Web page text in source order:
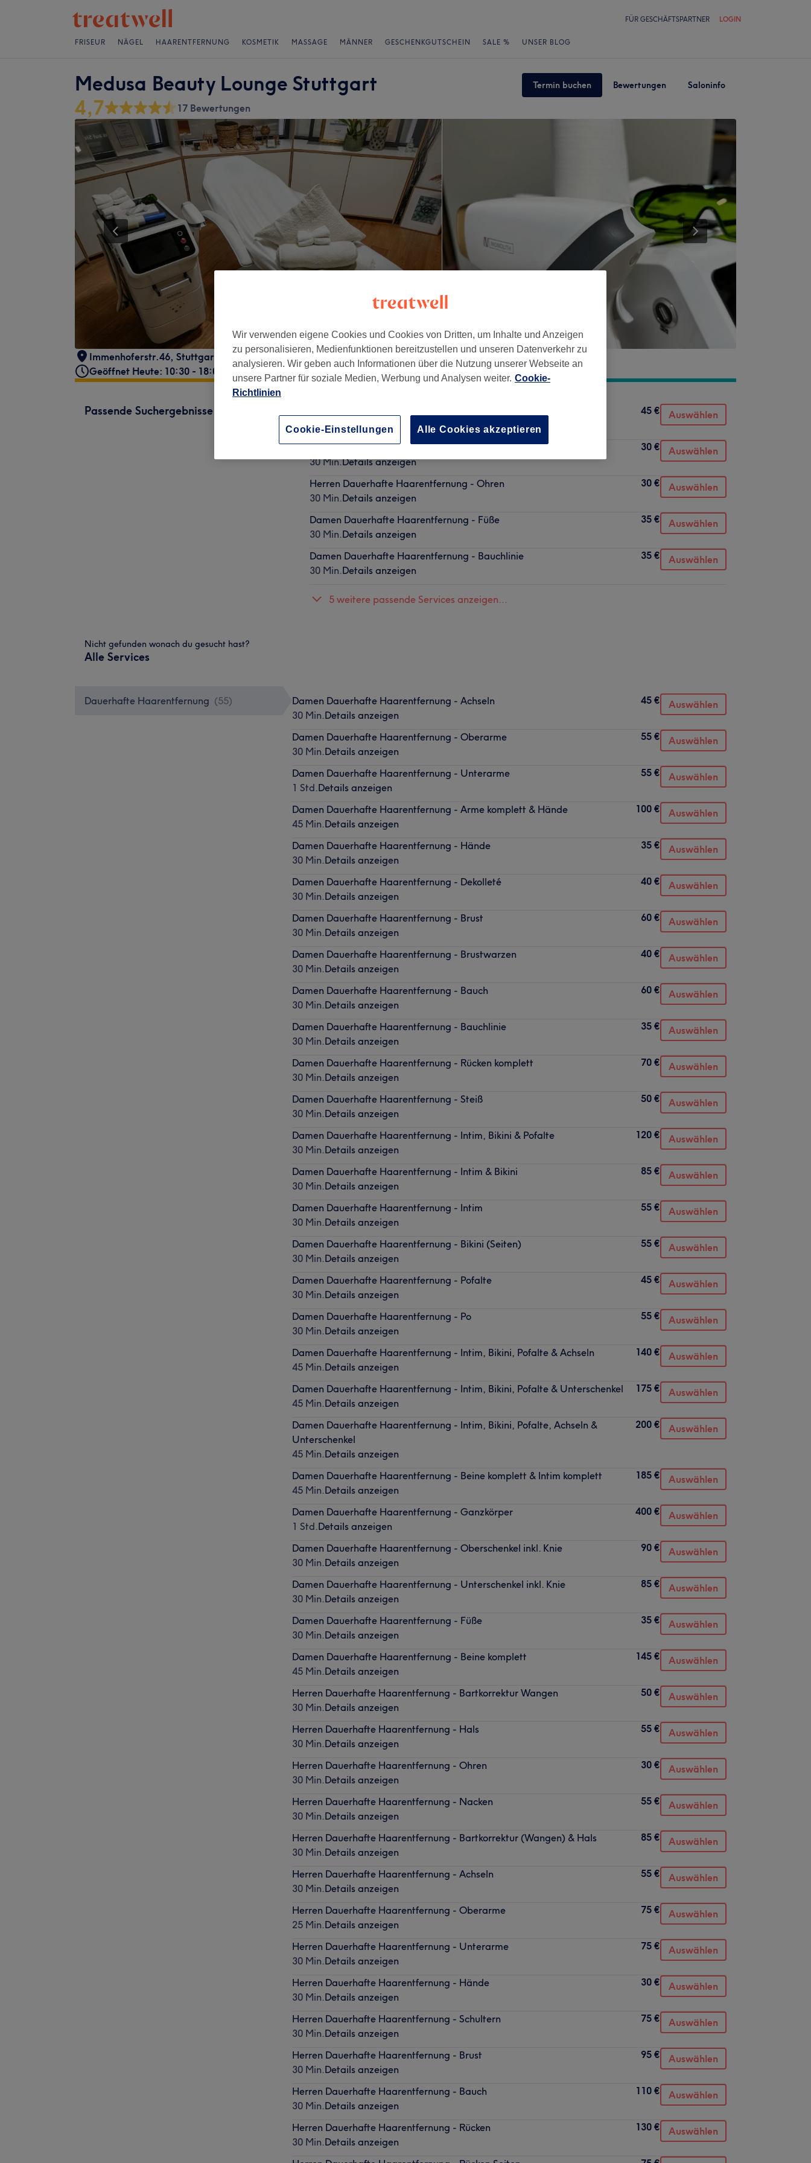
FÜR GESCHÄFTSPARTNER LOGIN
FRISEUR NÄGEL HAARENTFERNUNG KOSMETIK MASSAGE MÄNNER GESCHENKGUTSCHEIN SALE % UNSER BLOG
Medusa Beauty Lounge Stuttgart Termin buchen Bewertungen Saloninfo
4,7 17 Bewertungen
Immenhoferstr.46, Stuttgart
70180
Geöffnet Heute: 10:30 - 18:00
Passende Suchergebnisse
30 Min.Details anzeigen
45 € Auswählen
Herren Dauerhafte Haarentfernung - Hände
30 Min.Details anzeigen
30 € Auswählen
Herren Dauerhafte Haarentfernung - Ohren
30 Min.Details anzeigen
30 € Auswählen
Damen Dauerhafte Haarentfernung - Füße
30 Min.Details anzeigen
35 € Auswählen
Damen Dauerhafte Haarentfernung - Bauchlinie
30 Min.Details anzeigen
35 € Auswählen
5 weitere passende Services anzeigen...
Nicht gefunden wonach du gesucht hast?
Alle Services
Dauerhafte Haarentfernung (55)
Damen Dauerhafte Haarentfernung - Achseln
30 Min.Details anzeigen
45 € Auswählen
Damen Dauerhafte Haarentfernung - Oberarme
30 Min.Details anzeigen
55 € Auswählen
Damen Dauerhafte Haarentfernung - Unterarme
1 Std.Details anzeigen
55 € Auswählen
Damen Dauerhafte Haarentfernung - Arme komplett & Hände
45 Min.Details anzeigen
100 € Auswählen
Damen Dauerhafte Haarentfernung - Hände
30 Min.Details anzeigen
35 € Auswählen
Damen Dauerhafte Haarentfernung - Dekolleté
30 Min.Details anzeigen
40 € Auswählen
Damen Dauerhafte Haarentfernung - Brust
30 Min.Details anzeigen
60 € Auswählen
Damen Dauerhafte Haarentfernung - Brustwarzen
30 Min.Details anzeigen
40 € Auswählen
Damen Dauerhafte Haarentfernung - Bauch
30 Min.Details anzeigen
60 € Auswählen
Damen Dauerhafte Haarentfernung - Bauchlinie
30 Min.Details anzeigen
35 € Auswählen
Damen Dauerhafte Haarentfernung - Rücken komplett
30 Min.Details anzeigen
70 € Auswählen
Damen Dauerhafte Haarentfernung - Steiß
30 Min.Details anzeigen
50 € Auswählen
Damen Dauerhafte Haarentfernung - Intim, Bikini & Pofalte
30 Min.Details anzeigen
120 € Auswählen
Damen Dauerhafte Haarentfernung - Intim & Bikini
30 Min.Details anzeigen
85 € Auswählen
Damen Dauerhafte Haarentfernung - Intim
30 Min.Details anzeigen
55 € Auswählen
Damen Dauerhafte Haarentfernung - Bikini (Seiten)
30 Min.Details anzeigen
55 € Auswählen
Damen Dauerhafte Haarentfernung - Pofalte
30 Min.Details anzeigen
45 € Auswählen
Damen Dauerhafte Haarentfernung - Po
30 Min.Details anzeigen
55 € Auswählen
Damen Dauerhafte Haarentfernung - Intim, Bikini, Pofalte & Achseln
45 Min.Details anzeigen
140 € Auswählen
Damen Dauerhafte Haarentfernung - Intim, Bikini, Pofalte & Unterschenkel
45 Min.Details anzeigen
175 € Auswählen
Damen Dauerhafte Haarentfernung - Intim, Bikini, Pofalte, Achseln &
Unterschenkel
45 Min.Details anzeigen
200 € Auswählen
Damen Dauerhafte Haarentfernung - Beine komplett & Intim komplett
45 Min.Details anzeigen
185 € Auswählen
Damen Dauerhafte Haarentfernung - Ganzkörper
1 Std.Details anzeigen
400 € Auswählen
Damen Dauerhafte Haarentfernung - Oberschenkel inkl. Knie
30 Min.Details anzeigen
90 € Auswählen
Damen Dauerhafte Haarentfernung - Unterschenkel inkl. Knie
30 Min.Details anzeigen
85 € Auswählen
Damen Dauerhafte Haarentfernung - Füße
30 Min.Details anzeigen
35 € Auswählen
Damen Dauerhafte Haarentfernung - Beine komplett
45 Min.Details anzeigen
145 € Auswählen
Herren Dauerhafte Haarentfernung - Bartkorrektur Wangen
30 Min.Details anzeigen
50 € Auswählen
Herren Dauerhafte Haarentfernung - Hals
30 Min.Details anzeigen
55 € Auswählen
Herren Dauerhafte Haarentfernung - Ohren
30 Min.Details anzeigen
30 € Auswählen
Herren Dauerhafte Haarentfernung - Nacken
30 Min.Details anzeigen
55 € Auswählen
Herren Dauerhafte Haarentfernung - Bartkorrektur (Wangen) & Hals
30 Min.Details anzeigen
85 € Auswählen
Herren Dauerhafte Haarentfernung - Achseln
30 Min.Details anzeigen
55 € Auswählen
Herren Dauerhafte Haarentfernung - Oberarme
25 Min.Details anzeigen
75 € Auswählen
Herren Dauerhafte Haarentfernung - Unterarme
30 Min.Details anzeigen
75 € Auswählen
Herren Dauerhafte Haarentfernung - Hände
30 Min.Details anzeigen
30 € Auswählen
Herren Dauerhafte Haarentfernung - Schultern
30 Min.Details anzeigen
75 € Auswählen
Herren Dauerhafte Haarentfernung - Brust
30 Min.Details anzeigen
95 € Auswählen
Herren Dauerhafte Haarentfernung - Bauch
30 Min.Details anzeigen
110 € Auswählen
Herren Dauerhafte Haarentfernung - Rücken
30 Min.Details anzeigen
130 € Auswählen
Wir verwenden eigene Cookies und Cookies von Dritten, um Inhalte und Anzeigen
zu personalisieren, Medienfunktionen bereitzustellen und unseren Datenverkehr zu
analysieren. Wir geben auch Informationen über die Nutzung unserer Webseite an
unsere Partner für soziale Medien, Werbung und Analysen weiter. Cookie-
Richtlinien
Cookie-Einstellungen Alle Cookies akzeptieren